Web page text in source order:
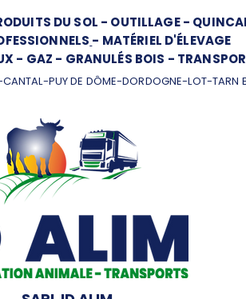
DU SOL - OUTILLAGE-
- MATÉRIEL D'ÉLEVAGE
- GAZ - GRANULÉS BOIS -
PUY DE DÔME-DORDOGNE-LOT-TARN